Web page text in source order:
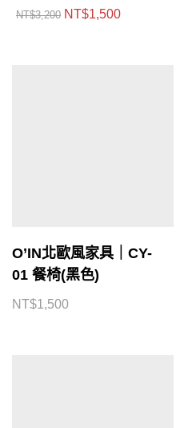
NT$3,200 NT$1,500
O’IN北歐風家具｜CY-
01 餐椅(黑色)
NT$1,500